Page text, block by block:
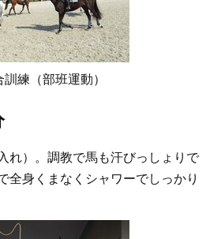
訓練（部班運動）
れ）。調教で馬も汗びっしょりで
全身くまなくシャワーでしっかり